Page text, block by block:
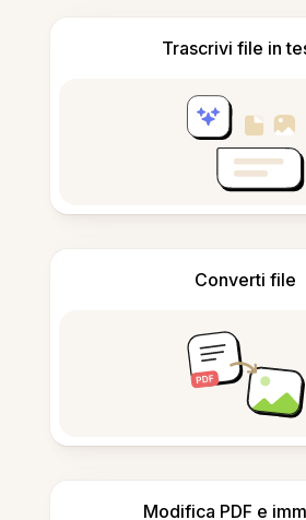
Trascrivi file in
Converti file
Modifica PDF e